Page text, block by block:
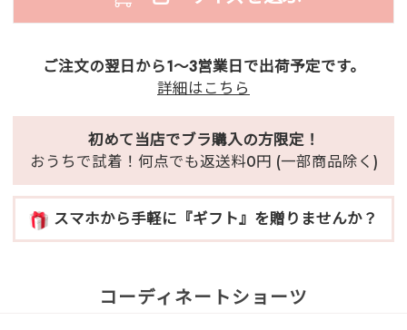
ご注文の翌日から1～3営業日で出荷予定です。
詳細はこちら
初めて当店でブラ購入の方限定！
おうちで試着！何点でも返送料0円 (一部商品除く)
スマホから手軽に『ギフト』を贈りませんか？
コーディネートショーツ